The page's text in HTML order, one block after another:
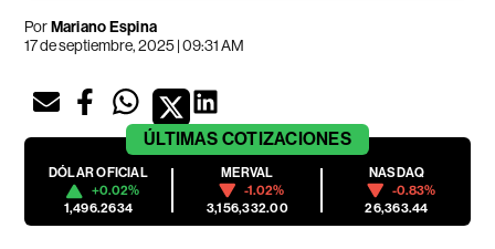
PorMariano Espina
17 de septiembre, 2025 | 09:31 AM
ÚLTIMAS COTIZACIONES
DÓLAR OFICIAL
+0.02%
1,496.2634
MERVAL
-1.02%
3,156,332.00
NASDAQ
-0.83%
26,363.44